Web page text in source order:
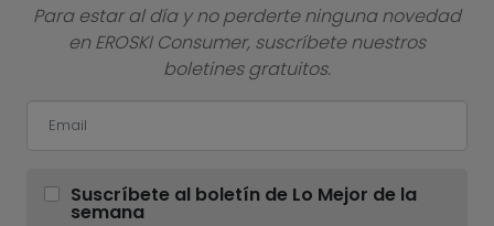
Para estar al día y no perderte ninguna novedad
en EROSKI Consumer, suscríbete nuestros
boletines gratuitos.
Suscríbete al boletín de Lo Mejor de la
semana